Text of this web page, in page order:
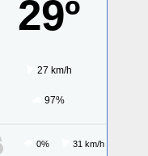
29º
27 km/h
97%
0% 31 km/h